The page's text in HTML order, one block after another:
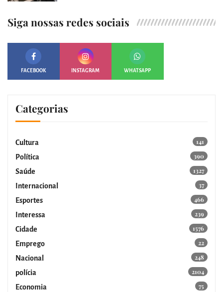
Siga nossas redes sociais
FACEBOOK INSTAGRAM WHATSAPP
Categorias
Cultura
141
Política
390
Saúde
1327
Internacional
37
Esportes
466
Interessa
239
Cidade
1576
Emprego
22
Nacional
248
polícia
2104
Economia
75